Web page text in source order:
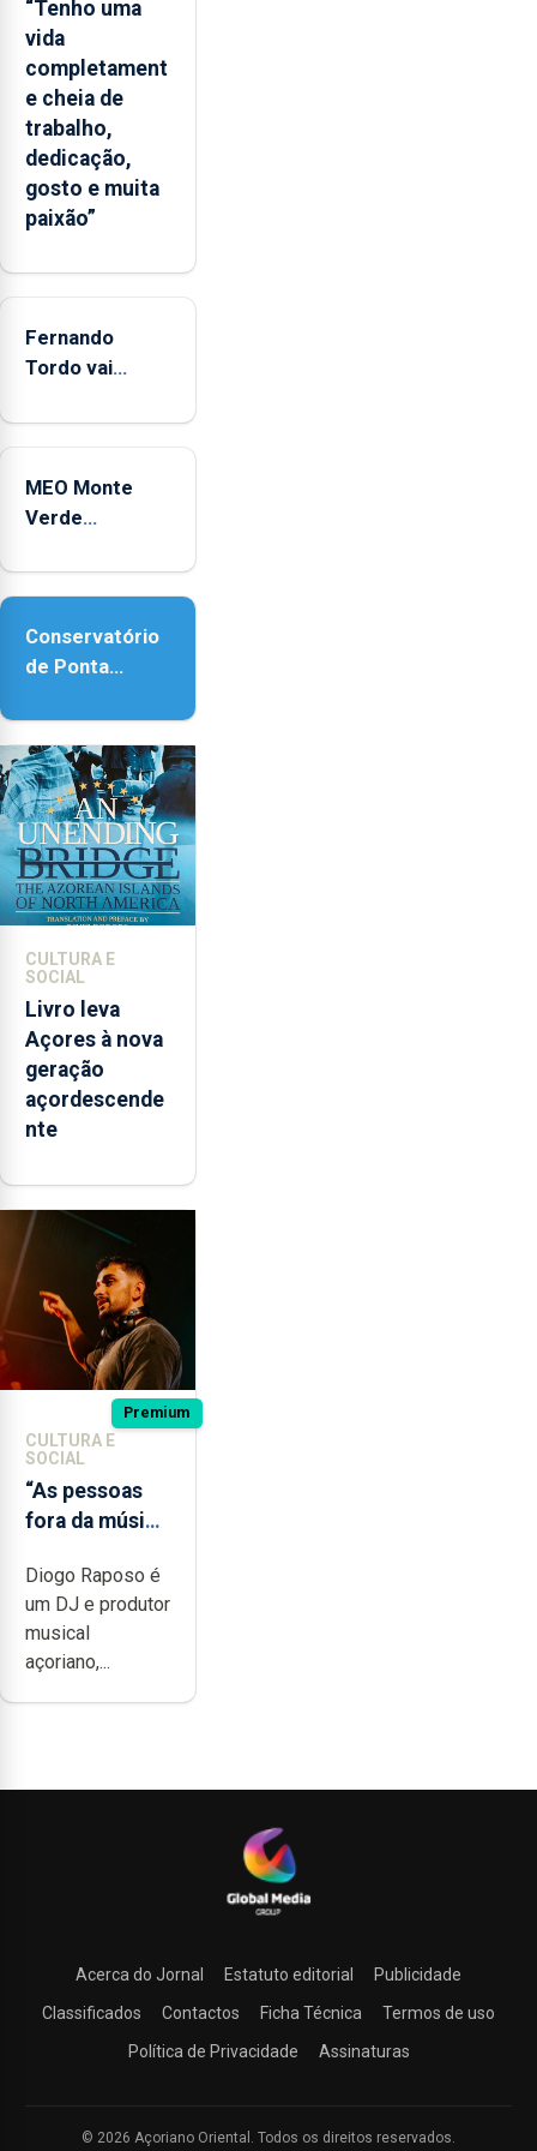
apresenta
um
“decréscimo
significativo”
da
CPUE
entre
2022
“Tenho uma
vida
completament
e cheia de
trabalho,
dedicação,
gosto e muita
paixão”
Fernando
Tordo vai
anos de
Coliseu
Micaelense
MEO Monte
Verde
reforço da
Conservatório
de Ponta
contar com
novos
instrumentos
CULTURA E
SOCIAL
Livro leva
Açores à nova
geração
açordescende
nte
Premium
CULTURA E
SOCIAL
“As pessoas
fora da música
noção do quão
difícil é
produzir uma
música”
Diogo Raposo é
um DJ e produtor
musical
açoriano,...
Acerca do Jornal Estatuto editorial
Publicidade
Classificados
Contactos Ficha Técnica
Termos de uso
Política de Privacidade
Assinaturas
© 2026 Açoriano Oriental. Todos os direitos reservados.